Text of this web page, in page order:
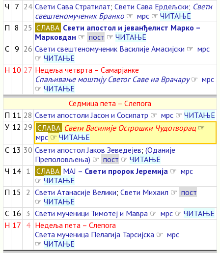
Ч
7 24 Свети Сава Стратилат; Свети Сава Ердељски; Свети
свештеномученик Бранко ☞ мрс ☞ ЧИТАЊЕ
П 8 25 СЛАВА Свети апостол и јеванђелист Марко –
Марковдан ☞ пост ☞ ЧИТАЊЕ
С 9 26 Свети свештеномученик Василије Амасијски ☞ мрс
☞ ЧИТАЊЕ
Н 10 27 Недеља четврта – Самарјанке
Спаљивање моштију Светог Саве на Врачару☞ мрс
☞ ЧИТАЊЕ
Седмица пета – Слепога
П 11 28 Свети апостоли Јасон и Сосипатр ☞ мрс ☞ ЧИТАЊЕ
У 12 29 СЛАВА Свети Василије Острошки Чудотворац☞
мрс ☞ ЧИТАЊЕ
С 13 30 Свети апостол Јаков Зеведејев; (Оданије
Преполовљења) ☞ пост ☞ ЧИТАЊЕ
Ч 14 1 СЛАВА МАЈ – Свети пророк Јеремија ☞ мрс
☞ ЧИТАЊЕ
П 15 2 Свети Атанасије Велики; Свети Михаил ☞ пост
☞ ЧИТАЊЕ
С 16 3 Свети мученици Тимотеј и Мавра ☞ мрс ☞ ЧИТАЊЕ
Н 17 4 Недеља пета – Слепога
Света мученица Пелагија Тарсијска ☞ мрс
☞ ЧИТАЊЕ